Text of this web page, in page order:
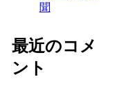
聞
最近のコメ
ント